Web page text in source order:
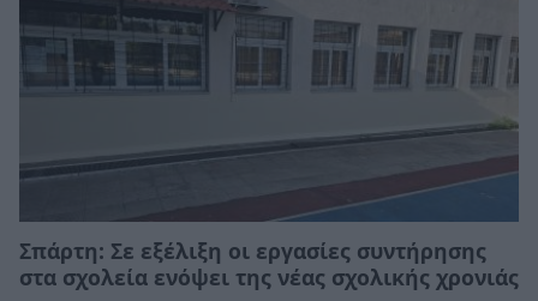
Σπάρτη: Σε εξέλιξη οι εργασίες συντήρησης
στα σχολεία ενόψει της νέας σχολικής χρονιάς